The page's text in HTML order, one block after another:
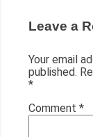
Leave a
Your email
published.
*
Comment *